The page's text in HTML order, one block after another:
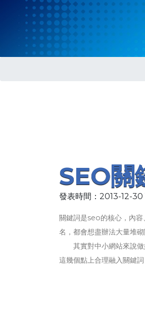
SEO關
發表時間：2013-12-30
關鍵詞是seo的核心，內
名，都會想盡辦法大量堆
其實對中小網站來說做
這幾個點上合理融入關鍵